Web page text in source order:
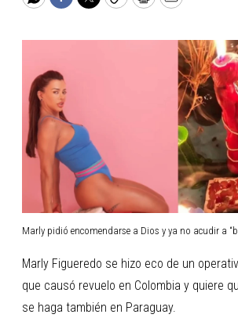
WhatsApp
Facebook
TwitterCopyPrintEmail
Marly pidió encomendarse a Dios y ya no acudir a
Marly Figueredo se hizo eco de un
que causó revuelo en Colombia y quiere
se haga también en Paraguay.